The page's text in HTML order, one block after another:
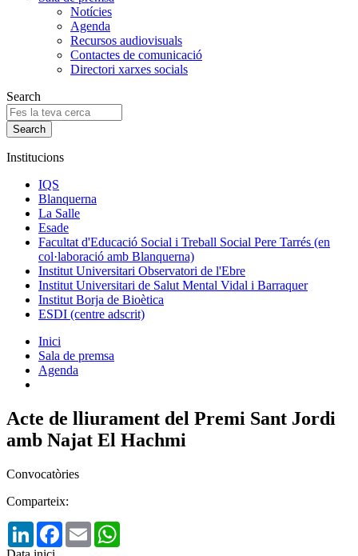
Notícies
Agenda
Recursos audiovisuals
Contactes de comunicació
Directori xarxes socials
Search
Institucions
IQS
Blanquerna
La Salle
Esade
Facultat d'Educació Social i Treball Social Pere Tarrés (en
col·laboració amb Blanquerna)
Institut Universitari Observatori de l'Ebre
Institut Universitari de Salut Mental Vidal i Barraquer
Institut Borja de Bioètica
ESDI (centre adscrit)
Inici
Sala de premsa
Agenda
Acte de lliurament del Premi Sant Jordi
amb Najat El Hachmi
Convocatòries
Comparteix:
LinkedInFacebook
Email